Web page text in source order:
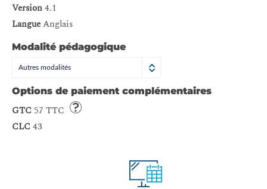
Version4.1
LangueAnglais
Modalité pédagogique
Autres modalités
Options de paiement complémentaires
GTC 57 TTC
CLC 43